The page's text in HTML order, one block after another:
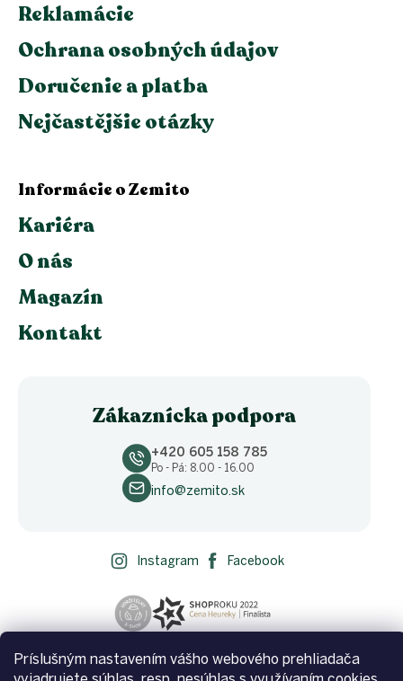
Príslušným nastavením vášho webového prehliadača
Reklamácie
Ochrana osobných údajov
Doručenie a platba
Nejčastějšie otázky
Informácie o Zemito
Kariéra
O nás
Magazín
Kontakt
Zákaznícka podpora
+420 605 158 785
Po - Pá: 8.00 - 16.00
info@zemito.sk
Instagram Facebook